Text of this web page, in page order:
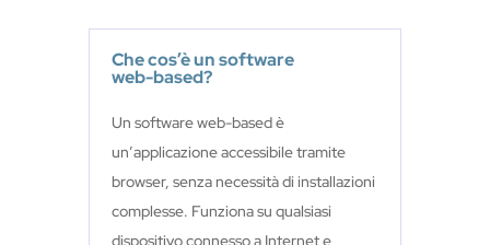
Che cos’è un software
web-based?
Un software web-based è
un’applicazione accessibile tramite
browser, senza necessità di installazioni
complesse. Funziona su qualsiasi
dispositivo connesso a Internet e